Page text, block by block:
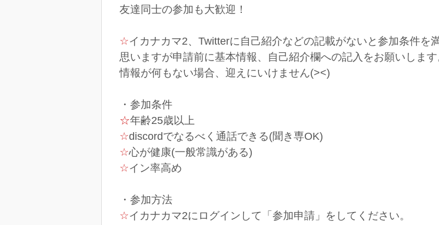
友達同士の参加も大歓迎！
☆イカナカマ2、Twitterに自己紹介などの記載がないと参加条件を
思いますが申請前に基本情報、自己紹介欄への記入をお願いします
情報が何もない場合、迎えにいけません(><)
・参加条件
☆年齢25歳以上
☆discordでなるべく通話できる(聞き専OK)
☆心が健康(一般常識がある)
☆イン率高め
・参加方法
☆イカナカマ2にログインして「参加申請」をしてください。